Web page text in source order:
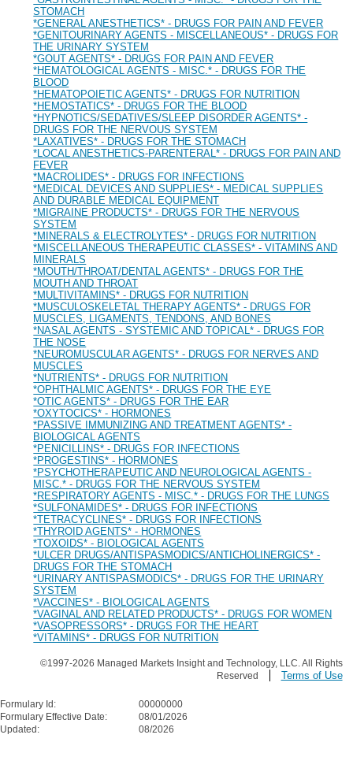
STOMACH
*GENERAL ANESTHETICS* - DRUGS FOR PAIN AND FEVER
*GENITOURINARY AGENTS - MISCELLANEOUS* - DRUGS FOR
THE URINARY SYSTEM
*GOUT AGENTS* - DRUGS FOR PAIN AND FEVER
*HEMATOLOGICAL AGENTS - MISC.* - DRUGS FOR THE
BLOOD
*HEMATOPOIETIC AGENTS* - DRUGS FOR NUTRITION
*HEMOSTATICS* - DRUGS FOR THE BLOOD
*HYPNOTICS/SEDATIVES/SLEEP DISORDER AGENTS* -
DRUGS FOR THE NERVOUS SYSTEM
*LAXATIVES* - DRUGS FOR THE STOMACH
*LOCAL ANESTHETICS-PARENTERAL* - DRUGS FOR PAIN AND
FEVER
*MACROLIDES* - DRUGS FOR INFECTIONS
*MEDICAL DEVICES AND SUPPLIES* - MEDICAL SUPPLIES
AND DURABLE MEDICAL EQUIPMENT
*MIGRAINE PRODUCTS* - DRUGS FOR THE NERVOUS
SYSTEM
*MINERALS & ELECTROLYTES* - DRUGS FOR NUTRITION
*MISCELLANEOUS THERAPEUTIC CLASSES* - VITAMINS AND
MINERALS
*MOUTH/THROAT/DENTAL AGENTS* - DRUGS FOR THE
MOUTH AND THROAT
*MULTIVITAMINS* - DRUGS FOR NUTRITION
*MUSCULOSKELETAL THERAPY AGENTS* - DRUGS FOR
MUSCLES, LIGAMENTS, TENDONS, AND BONES
*NASAL AGENTS - SYSTEMIC AND TOPICAL* - DRUGS FOR
THE NOSE
*NEUROMUSCULAR AGENTS* - DRUGS FOR NERVES AND
MUSCLES
*NUTRIENTS* - DRUGS FOR NUTRITION
*OPHTHALMIC AGENTS* - DRUGS FOR THE EYE
*OTIC AGENTS* - DRUGS FOR THE EAR
*OXYTOCICS* - HORMONES
*PASSIVE IMMUNIZING AND TREATMENT AGENTS* -
BIOLOGICAL AGENTS
*PENICILLINS* - DRUGS FOR INFECTIONS
*PROGESTINS* - HORMONES
*PSYCHOTHERAPEUTIC AND NEUROLOGICAL AGENTS -
MISC.* - DRUGS FOR THE NERVOUS SYSTEM
*RESPIRATORY AGENTS - MISC.* - DRUGS FOR THE LUNGS
*SULFONAMIDES* - DRUGS FOR INFECTIONS
*TETRACYCLINES* - DRUGS FOR INFECTIONS
*THYROID AGENTS* - HORMONES
*TOXOIDS* - BIOLOGICAL AGENTS
*ULCER DRUGS/ANTISPASMODICS/ANTICHOLINERGICS* -
DRUGS FOR THE STOMACH
*URINARY ANTISPASMODICS* - DRUGS FOR THE URINARY
SYSTEM
*VACCINES* - BIOLOGICAL AGENTS
*VAGINAL AND RELATED PRODUCTS* - DRUGS FOR WOMEN
*VASOPRESSORS* - DRUGS FOR THE HEART
*VITAMINS* - DRUGS FOR NUTRITION
©1997-2026 Managed Markets Insight and Technology, LLC. All Rights
Reserved
Terms of Use
Formulary Id:
00000000
Formulary Effective Date:
08/01/2026
Updated:
08/2026